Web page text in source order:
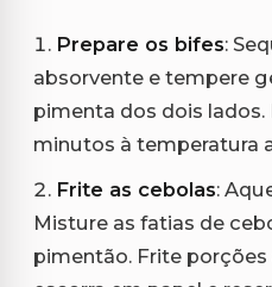
Prepare os bifes:
absorvente e tempere
pimenta dos dois lados.
minutos à temperatura
Frite as cebolas:
Misture as fatias de
pimentão. Frite